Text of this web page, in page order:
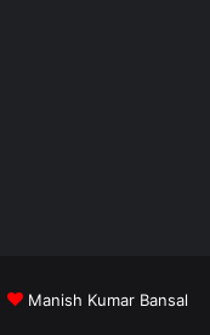
Manish Kumar Bansal